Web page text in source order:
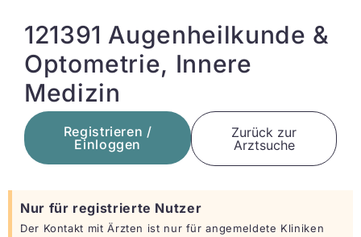
121391 Augenheilkunde &
Optometrie, Innere
Medizin
Registrieren /
Einloggen
Zurück zur
Arztsuche
Nur für registrierte Nutzer
Der Kontakt mit Ärzten ist nur für angemeldete Kliniken